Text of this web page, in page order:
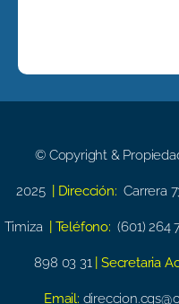
© Copyright &
2025 | Dirección: Carrera
Timiza | Teléfono: (601) 264
898 03 31 | Secretaria
Email: